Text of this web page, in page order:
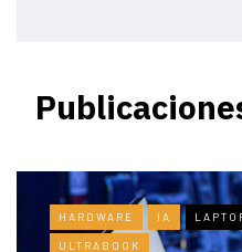
HARDWARE IA
ULTRABOOK